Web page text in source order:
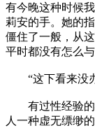
有今晚这种时候
莉安的手。她的
僵住了一般，从
平时都没有怎么
“这下看来没办
有过性经验的
人一种虚无缥缈